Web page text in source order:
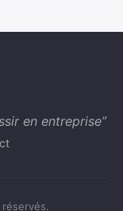
en entreprise”